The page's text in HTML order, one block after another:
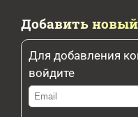
Добавить
Для добавления
войдите